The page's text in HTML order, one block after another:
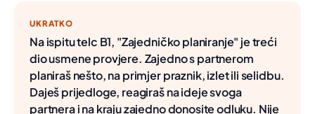
UKRATKO
Na ispitu telc B1, "Zajedničko planiranje" je treći
dio usmene provjere. Zajedno s partnerom
planiraš nešto, na primjer praznik, izlet ili selidbu.
Daješ prijedloge, reagiraš na ideje svoga
partnera i na kraju zajedno donosite odluku. Nije